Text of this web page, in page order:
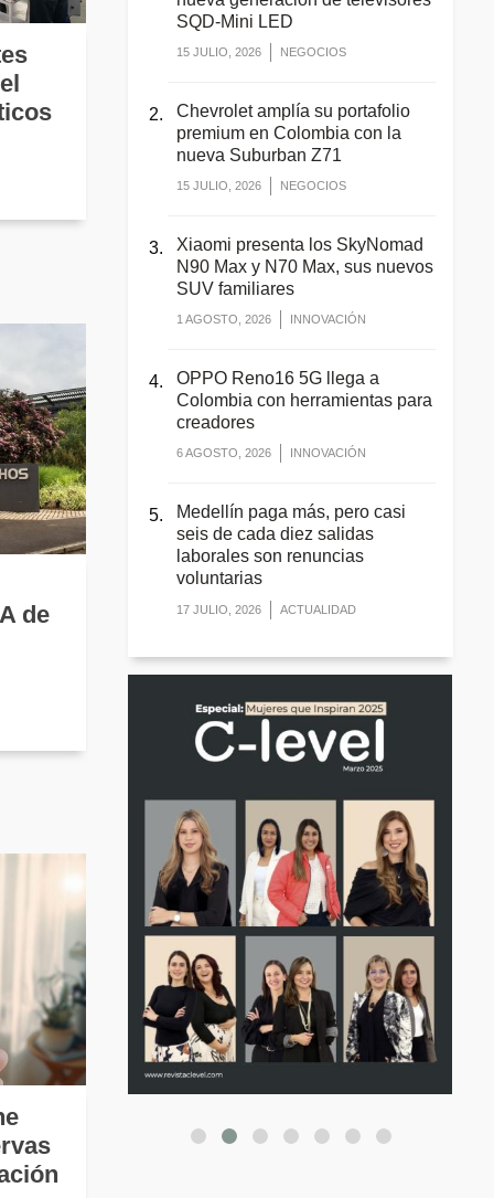
de
SQD-Mini LED
15 JULIO, 2026 NEGOCIOS
Chevrolet amplía su portafolio
premium en Colombia con la
nueva Suburban Z71
15 JULIO, 2026 NEGOCIOS
Xiaomi presenta los SkyNomad
N90 Max y N70 Max, sus nuevos
SUV familiares
1 AGOSTO, 2026 INNOVACIÓN
OPPO Reno16 5G llega a
Colombia con herramientas para
creadores
6 AGOSTO, 2026 INNOVACIÓN
Medellín paga más, pero casi
seis de cada diez salidas
laborales son renuncias
voluntarias
17 JULIO, 2026 ACTUALIDAD